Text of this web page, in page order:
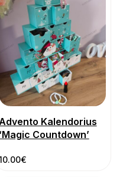
Kalendorius
‘Magic Countdown’
€